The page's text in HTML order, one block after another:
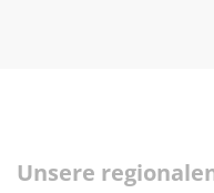
Unsere